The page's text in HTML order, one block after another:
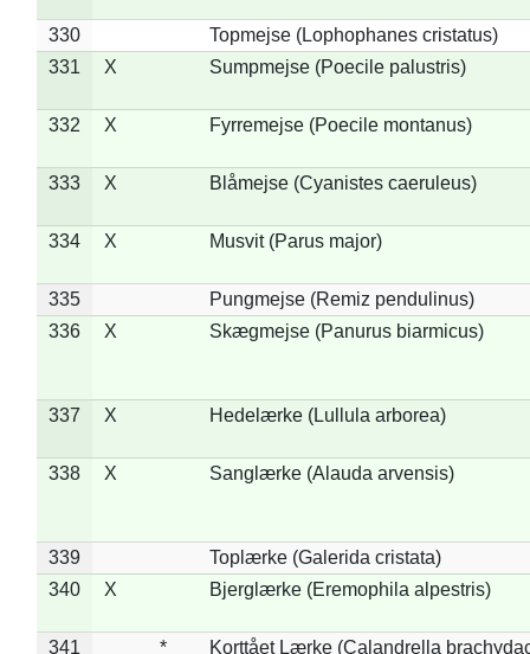
330
Topmejse (Lophophanes cristatus)
331
X Sumpmejse (Poecile palustris)
332 X Fyrremejse (Poecile montanus)
333 X Blåmejse (Cyanistes caeruleus)
334 X Musvit (Parus major)
335
Pungmejse (Remiz pendulinus)
336
X Skægmejse (Panurus biarmicus)
337 X Hedelærke (Lullula arborea)
338 X Sanglærke (Alauda arvensis)
339
Toplærke (Galerida cristata)
340
X Bjerglærke (Eremophila alpestris)
341 * Korttået Lærke (Calandrella